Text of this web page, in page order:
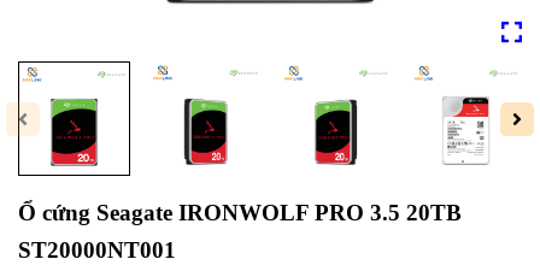
Ổ cứng Seagate IRONWOLF PRO 3.5 20TB
ST20000NT001